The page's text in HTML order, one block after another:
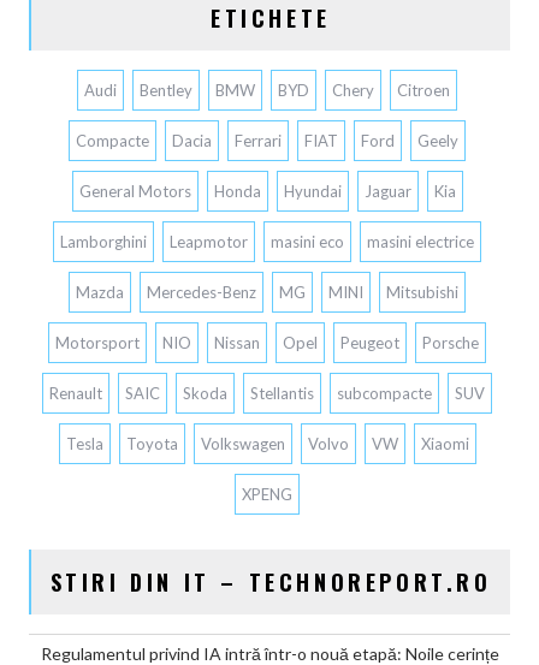
ETICHETE
Audi Bentley BMW BYD Chery Citroen
Compacte Dacia Ferrari FIAT Ford Geely
General Motors Honda Hyundai Jaguar Kia
Lamborghini Leapmotor masini eco masini electrice
Mazda Mercedes-Benz MG MINI Mitsubishi
Motorsport NIO Nissan Opel Peugeot Porsche
Renault SAIC Skoda Stellantis subcompacte SUV
Tesla Toyota Volkswagen Volvo VW Xiaomi
XPENG
STIRI DIN IT – TECHNOREPORT.RO
Regulamentul privind IA intră într-o nouă etapă: Noile cerințe